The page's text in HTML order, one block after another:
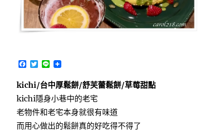
F
c
e
b
o
o
k
T
t
t
e
r
L
n
e
kichi/台中厚鬆餅/舒芙蕾鬆餅/草莓甜點
kichi隱身小巷中的老宅
老物件和老宅本身就很有味道
而用心做出的鬆餅真的好吃得不得了